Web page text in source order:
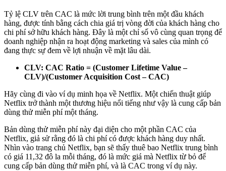
Tỷ lệ CLV trên CAC là mức lời trung bình trên một đầu khách
hàng, được tính bằng cách chia giá trị vòng đời của khách hàng cho
chi phí sở hữu khách hàng. Đây là một chỉ số vô cùng quan trọng để
doanh nghiệp nhận ra hoạt động marketing và sales của mình có
đang thực sự đem về lợi nhuận về mặt lâu dài.
CLV: CAC Ratio = (Customer Lifetime Value –
CLV)/(Customer Acquisition Cost – CAC)
Hãy cùng đi vào ví dụ minh họa về Netflix. Một chiến thuật giúp
Netflix trở thành một thương hiệu nổi tiếng như vậy là cung cấp bản
dùng thử miễn phí một tháng.
Bản dùng thử miễn phí này đại diện cho một phần CAC của
Netflix, giả sử rằng đó là chi phí có được khách hàng duy nhất.
Nhìn vào trang chủ Netflix, bạn sẽ thấy thuê bao Netflix trung bình
có giá 11,32 đô la mỗi tháng, đó là mức giá mà Netflix từ bỏ để
cung cấp bản dùng thử miễn phí, và là CAC trong ví dụ này.